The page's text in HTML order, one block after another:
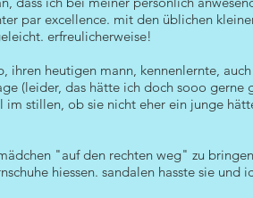
par excellence. mit den üblichen
erfreulicherweise!
ihren heutigen mann, kennenlernte,
(leider, das hätte ich doch sooo
stillen, ob sie nicht eher ein junge
"auf den rechten weg" zu
hiessen. sandalen hasste sie